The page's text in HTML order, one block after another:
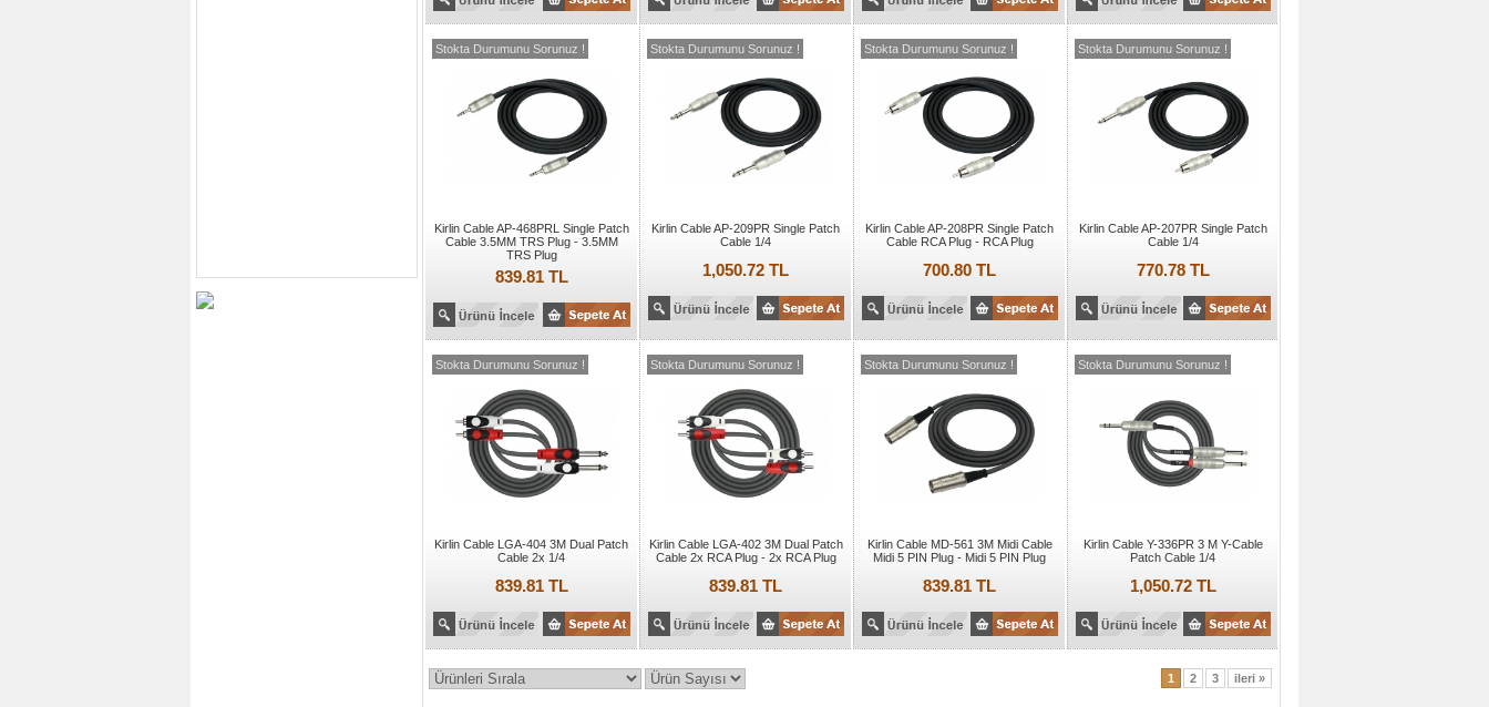
Stokta Durumunu Sorunuz !
Kirlin Cable AP-468PRL Single Patch
Cable 3.5MM TRS Plug - 3.5MM
TRS Plug
839.81 TL
Stokta Durumunu Sorunuz !
Kirlin Cable AP-209PR Single Patch
Cable 1/4
1,050.72 TL
Stokta Durumunu Sorunuz !
Kirlin Cable AP-208PR Single Patch
Cable RCA Plug - RCA Plug
700.80 TL
Stokta Durumunu Sorunuz !
Kirlin Cable AP-207PR Single Patch
Cable 1/4
770.78 TL
Stokta Durumunu Sorunuz !
Kirlin Cable LGA-404 3M Dual Patch
Cable 2x 1/4
839.81 TL
Stokta Durumunu Sorunuz !
Kirlin Cable LGA-402 3M Dual Patch
Cable 2x RCA Plug - 2x RCA Plug
839.81 TL
Stokta Durumunu Sorunuz !
Kirlin Cable MD-561 3M Midi Cable
Midi 5 PIN Plug - Midi 5 PIN Plug
839.81 TL
Stokta Durumunu Sorunuz !
Kirlin Cable Y-336PR 3 M Y-Cable
Patch Cable 1/4
1,050.72 TL
1 2 3 ileri »